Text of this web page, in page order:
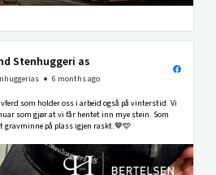
Stenhuggeri as
6 months ago
som holder oss i arbeid også på vinterstid. Vi
som gjør at vi får hentet inn mye stein. Som
gravminne på plass igjen raskt.🤎🩵